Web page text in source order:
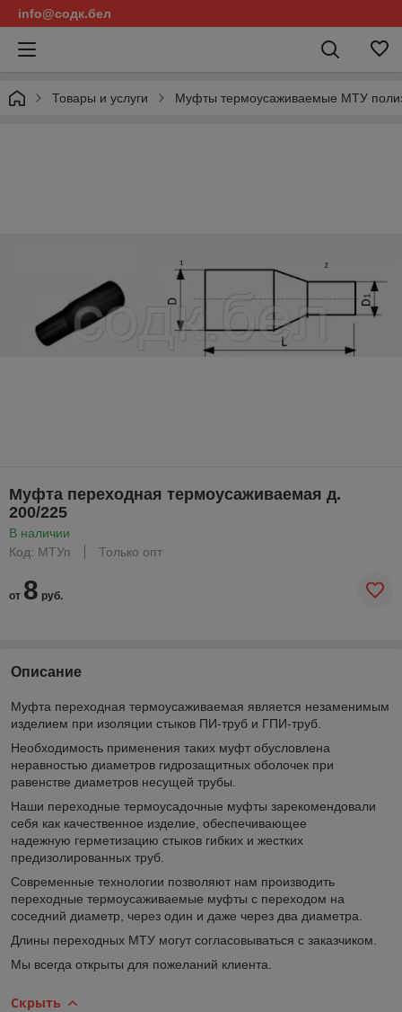
info@содк.бел
Товары и услуги Муфты термоусаживаемые МТУ
Муфта переходная термоусаживаемая д.
200/225
В наличии
Код: МТУп
Только опт
от 8 руб.
Описание
Муфта переходная термоусаживаемая является незаменимым
изделием при изоляции стыков ПИ-труб и ГПИ-труб.
Необходимость применения таких муфт обусловлена
неравностью диаметров гидрозащитных оболочек при
равенстве диаметров несущей трубы.
Наши переходные термоусадочные муфты зарекомендовали
себя как качественное изделие, обеспечивающее
надежную герметизацию стыков гибких и жестких
предизолированных труб.
Современные технологии позволяют нам производить
переходные термоусаживаемые муфты с переходом на
соседний диаметр, через один и даже через два диаметра.
Длины переходных МТУ могут согласовываться с заказчиком.
Мы всегда открыты для пожеланий клиента.
Скрыть